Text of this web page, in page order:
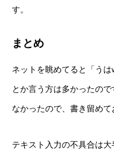
す。
まとめ
ネットを眺めてると「うは
とか言う方は多かったの
なかったので、書き留めて
テキスト入力の不具合は